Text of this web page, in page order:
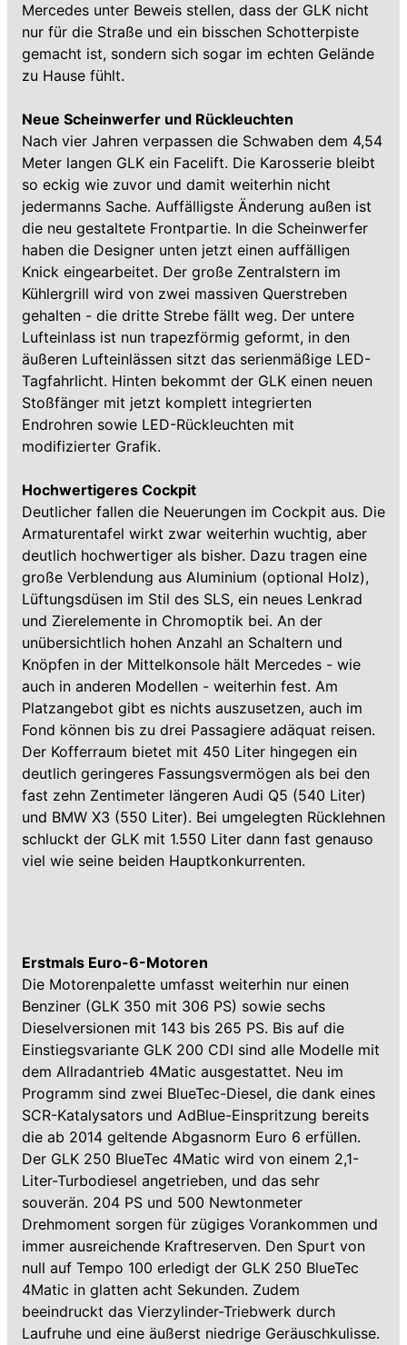
Mercedes unter Beweis stellen, dass der GLK nicht
nur für die Straße und ein bisschen Schotterpiste
gemacht ist, sondern sich sogar im echten Gelände
zu Hause fühlt.
Neue Scheinwerfer und Rückleuchten
Nach vier Jahren verpassen die Schwaben dem 4,54
Meter langen GLK ein Facelift. Die Karosserie bleibt
so eckig wie zuvor und damit weiterhin nicht
jedermanns Sache. Auffälligste Änderung außen ist
die neu gestaltete Frontpartie. In die Scheinwerfer
haben die Designer unten jetzt einen auffälligen
Knick eingearbeitet. Der große Zentralstern im
Kühlergrill wird von zwei massiven Querstreben
gehalten - die dritte Strebe fällt weg. Der untere
Lufteinlass ist nun trapezförmig geformt, in den
äußeren Lufteinlässen sitzt das serienmäßige LED-
Tagfahrlicht. Hinten bekommt der GLK einen neuen
Stoßfänger mit jetzt komplett integrierten
Endrohren sowie LED-Rückleuchten mit
modifizierter Grafik.
Hochwertigeres Cockpit
Deutlicher fallen die Neuerungen im Cockpit aus. Die
Armaturentafel wirkt zwar weiterhin wuchtig, aber
deutlich hochwertiger als bisher. Dazu tragen eine
große Verblendung aus Aluminium (optional Holz),
Lüftungsdüsen im Stil des SLS, ein neues Lenkrad
und Zierelemente in Chromoptik bei. An der
unübersichtlich hohen Anzahl an Schaltern und
Knöpfen in der Mittelkonsole hält Mercedes - wie
auch in anderen Modellen - weiterhin fest. Am
Platzangebot gibt es nichts auszusetzen, auch im
Fond können bis zu drei Passagiere adäquat reisen.
Der Kofferraum bietet mit 450 Liter hingegen ein
deutlich geringeres Fassungsvermögen als bei den
fast zehn Zentimeter längeren Audi Q5 (540 Liter)
und BMW X3 (550 Liter). Bei umgelegten Rücklehnen
schluckt der GLK mit 1.550 Liter dann fast genauso
viel wie seine beiden Hauptkonkurrenten.
Erstmals Euro-6-Motoren
Die Motorenpalette umfasst weiterhin nur einen
Benziner (GLK 350 mit 306 PS) sowie sechs
Dieselversionen mit 143 bis 265 PS. Bis auf die
Einstiegsvariante GLK 200 CDI sind alle Modelle mit
dem Allradantrieb 4Matic ausgestattet. Neu im
Programm sind zwei BlueTec-Diesel, die dank eines
SCR-Katalysators und AdBlue-Einspritzung bereits
die ab 2014 geltende Abgasnorm Euro 6 erfüllen.
Der GLK 250 BlueTec 4Matic wird von einem 2,1-
Liter-Turbodiesel angetrieben, und das sehr
souverän. 204 PS und 500 Newtonmeter
Drehmoment sorgen für zügiges Vorankommen und
immer ausreichende Kraftreserven. Den Spurt von
null auf Tempo 100 erledigt der GLK 250 BlueTec
4Matic in glatten acht Sekunden. Zudem
beeindruckt das Vierzylinder-Triebwerk durch
Laufruhe und eine äußerst niedrige Geräuschkulisse.